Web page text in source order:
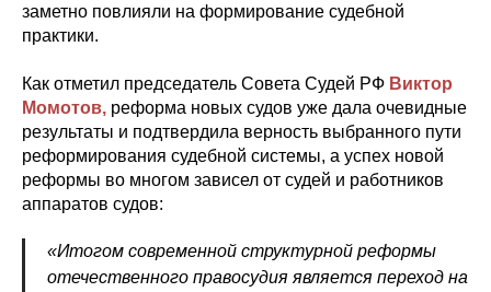
заметно повлияли на формирование судебной
практики.
Как отметил председатель Совета Судей РФ Виктор
Момотов, реформа новых судов уже дала очевидные
результаты и подтвердила верность выбранного пути
реформирования судебной системы, а успех новой
реформы во многом зависел от судей и работников
аппаратов судов:
«Итогом современной структурной реформы
отечественного правосудия является переход на